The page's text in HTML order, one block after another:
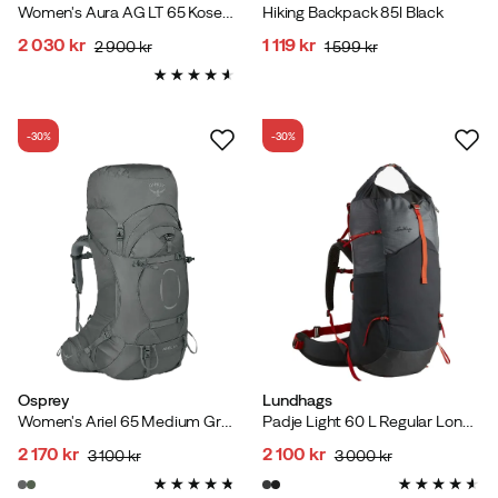
Women's Aura AG LT 65 Koseret/Darjeeling Spring Green
2 030 kr 2 900 kr
Hiking Backpack 85l Black
1 119 kr 1 599 kr
Osprey
Women's Ariel 65 Medium Grey
-30%
discounted
2 170 kr
original
3 100 kr
Lundhags
Padje Light 60 L Regular Long Granite
-30%
discounted
2 100 kr
original
3 000 kr